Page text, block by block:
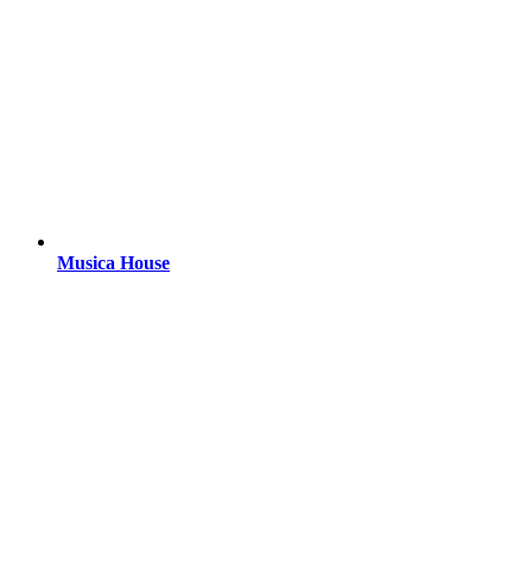
Musica House